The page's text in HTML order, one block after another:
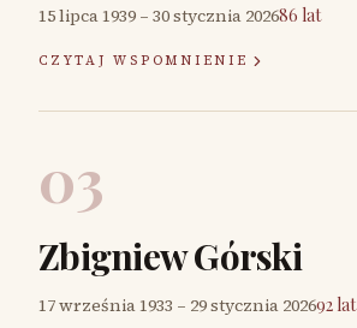
15 lipca 1939 – 30 stycznia 202686 lat
CZYTAJ WSPOMNIENIE
03
Zbigniew Górski
17 września 1933 – 29 stycznia 202692 lat